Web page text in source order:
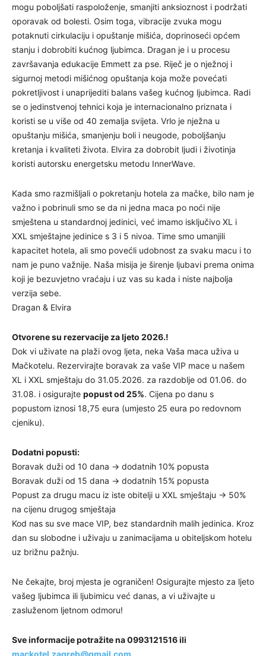
mogu poboljšati raspoloženje, smanjiti anksioznost i podržati
oporavak od bolesti. Osim toga, vibracije zvuka mogu
potaknuti cirkulaciju i opuštanje mišića, doprinoseći općem
stanju i dobrobiti kućnog ljubimca. Dragan je i u procesu
završavanja edukacije Emmett za pse. Riječ je o nježnoj i
sigurnoj metodi mišićnog opuštanja koja može povećati
pokretljivost i unaprijediti balans vašeg kućnog ljubimca. Radi
se o jedinstvenoj tehnici koja je internacionalno priznata i
koristi se u više od 40 zemalja svijeta. Vrlo je nježna u
opuštanju mišića, smanjenju boli i neugode, poboljšanju
kretanja i kvaliteti života. Elvira za dobrobit ljudi i životinja
koristi autorsku energetsku metodu InnerWave.
Kada smo razmišljali o pokretanju hotela za mačke, bilo nam je
važno i pobrinuli smo se da ni jedna maca po noći nije
smještena u standardnoj jedinici, već imamo isključivo XL i
XXL smještajne jedinice s 3 i 5 nivoa. Time smo umanjili
kapacitet hotela, ali smo povećli udobnost za svaku macu i to
nam je puno važnije. Naša misija je širenje ljubavi prema onima
koji je bezuvjetno vraćaju i uz vas su kada i niste najbolja
verzija sebe.
Dragan & Elvira
Otvorene su rezervacije za ljeto 2026.!
Dok vi uživate na plaži ovog ljeta, neka Vaša maca uživa u
Mačkotelu. Rezervirajte boravak za vaše VIP mace u našem
XL i XXL smještaju do 31.05.2026. za razdoblje od 01.06. do
31.08. i osigurajte popust od 25%. Cijena po danu s
popustom iznosi 18,75 eura (umjesto 25 eura po redovnom
cjeniku).
Dodatni popusti:
Boravak duži od 10 dana → dodatnih 10% popusta
Boravak duži od 15 dana → dodatnih 15% popusta
Popust za drugu macu iz iste obitelji u XXL smještaju → 50%
na cijenu drugog smještaja
Kod nas su sve mace VIP, bez standardnih malih jedinica. Kroz
dan su slobodne i uživaju u zanimacijama u obiteljskom hotelu
uz brižnu pažnju.
Ne čekajte, broj mjesta je ograničen! Osigurajte mjesto za ljeto
vašeg ljubimca ili ljubimicu već danas, a vi uživajte u
zasluženom ljetnom odmoru!
Sve informacije potražite na 0993121516 ili
mackotel.zagreb@gmail.com